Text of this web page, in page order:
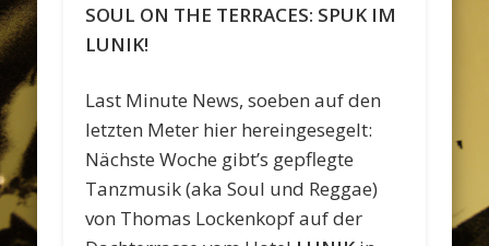
SOUL ON THE TERRACES: SPUK IM
LUNIK!
Last Minute News, soeben auf den
letzten Meter hier hereingesegelt:
Nächste Woche gibt’s gepflegte
Tanzmusik (aka Soul und Reggae)
von Thomas Lockenkopf auf der